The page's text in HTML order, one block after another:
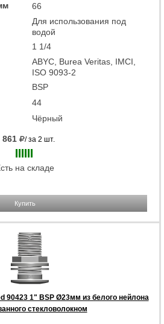
66
Для использования под
водой
1 1/4
ABYC, Burea Veritas, IMCI,
ISO 9093-2
BSP
44
Чёрный
861 / за 2 шт.
на складе
Купить
90423 1" BSP Ø23мм из белого нейлона
стекловолокном